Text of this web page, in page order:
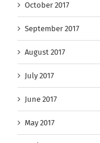
October 2017
September 2017
August 2017
July 2017
June 2017
May 2017